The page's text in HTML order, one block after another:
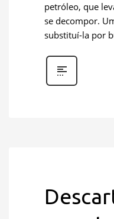
petróleo, que
se decompor.
substituí-la por